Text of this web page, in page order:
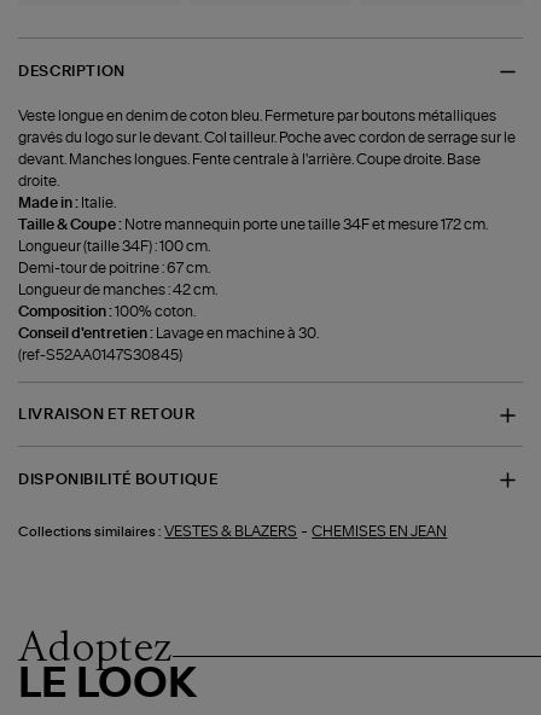
DESCRIPTION
Veste longue en denim de coton bleu. Fermeture par boutons métalliques
gravés du logo sur le devant. Col tailleur. Poche avec cordon de serrage sur le
devant. Manches longues. Fente centrale à l'arrière. Coupe droite. Base
droite.
Made in : Italie.
Taille & Coupe : Notre mannequin porte une taille 34F et mesure 172 cm.
Longueur (taille 34F) : 100 cm.
Demi-tour de poitrine : 67 cm.
Longueur de manches : 42 cm.
Composition :100% coton.
Conseil d'entretien :
Lavage en machine à 30.
(ref-S52AA0147S30845)
LIVRAISON ET RETOUR
DISPONIBILITÉ BOUTIQUE
Collections similaires : VESTES & BLAZERS -CHEMISES EN JEAN
Adoptez
LE LOOK